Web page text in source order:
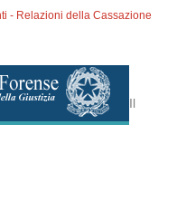
- Relazioni della Cassazione
Il